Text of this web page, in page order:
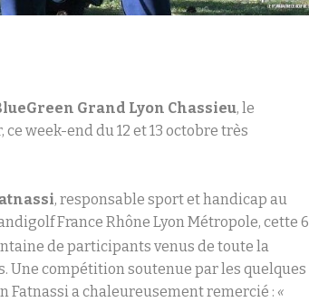
Grand Lyon Chassieu, le
week-end du 12 et 13 octobre très
, responsable sport et handicap au
France Rhône Lyon Métropole, cette 6
de participants venus de toute la
Une compétition soutenue par les quelques
Fatnassi a chaleureusement remercié : «